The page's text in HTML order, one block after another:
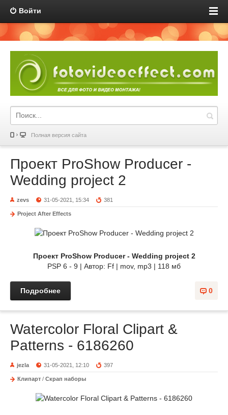
Войти
Полная версия сайта
Проект ProShow Producer -
Wedding project 2
zevs 31-05-2021, 15:34 381
Project After Effects
Проект ProShow Producer - Wedding project 2
PSP 6 - 9 | Автор: Ff | mov, mp3 | 118 мб
0
Подробнее
Watercolor Floral Clipart &
Patterns - 6186260
jezla 31-05-2021, 12:10 397
Клипарт / Скрап наборы